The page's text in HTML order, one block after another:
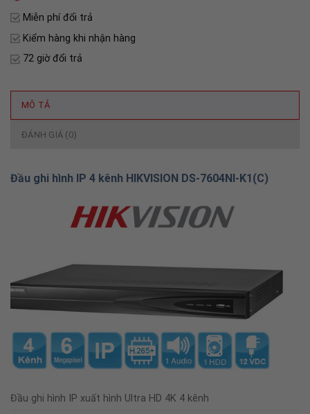
Miễn phí đổi trả
Kiểm hàng khi nhận hàng
72 giờ đổi trả
MÔ TẢ
ĐÁNH GIÁ (0)
Đầu ghi hình IP 4 kênh HIKVISION DS-7604NI-K1(C)
Đầu ghi hình IP xuất hình Ultra HD 4K 4 kênh